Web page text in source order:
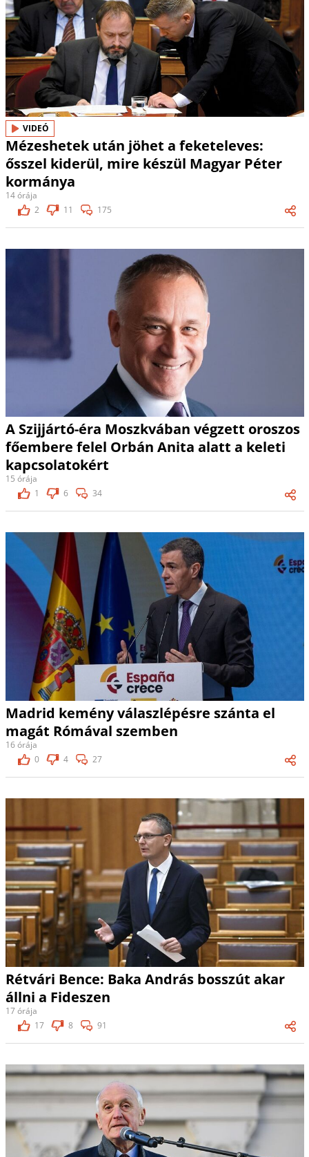
VIDEÓ
Mézeshetek után jöhet a feketeleves:
ősszel kiderül, mire készül Magyar Péter
kormánya
14 órája
2
11 175
A Szijjártó-éra Moszkvában végzett oroszos
főembere felel Orbán Anita alatt a keleti
kapcsolatokért
15 órája
1
6 34
Madrid kemény válaszlépésre szánta el
magát Rómával szemben
16 órája
0
4 27
Rétvári Bence: Baka András bosszút akar
állni a Fideszen
17 órája
17
8 91